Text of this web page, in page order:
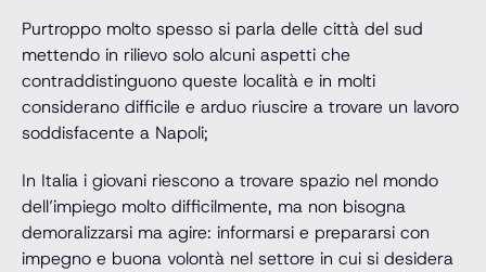
Purtroppo molto spesso si parla delle città del sud
mettendo in rilievo solo alcuni aspetti che
contraddistinguono queste località e in molti
considerano difficile e arduo riuscire a trovare un lavoro
soddisfacente a Napoli;
In Italia i giovani riescono a trovare spazio nel mondo
dell’impiego molto difficilmente, ma non bisogna
demoralizzarsi ma agire: informarsi e prepararsi con
impegno e buona volontà nel settore in cui si desidera